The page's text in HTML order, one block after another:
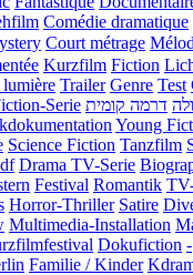
Comédie dramatique
Court métrage
Kurzfilm Fiction
lumière Trailer Genre Test
Serie דרמה קומית
Young
Science Fiction Tanzfilm
Drama TV-Serie
Festival Romantik
Horror-Thriller Satire
Multimedia-Installation
Dokufiction -
Familie / Kinder